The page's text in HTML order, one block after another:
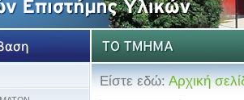
Είστε εδώ:Αρχική